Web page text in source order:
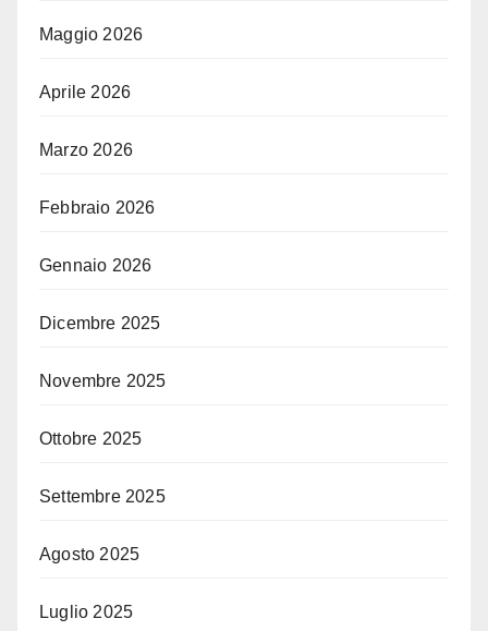
Maggio 2026
Aprile 2026
Marzo 2026
Febbraio 2026
Gennaio 2026
Dicembre 2025
Novembre 2025
Ottobre 2025
Settembre 2025
Agosto 2025
Luglio 2025